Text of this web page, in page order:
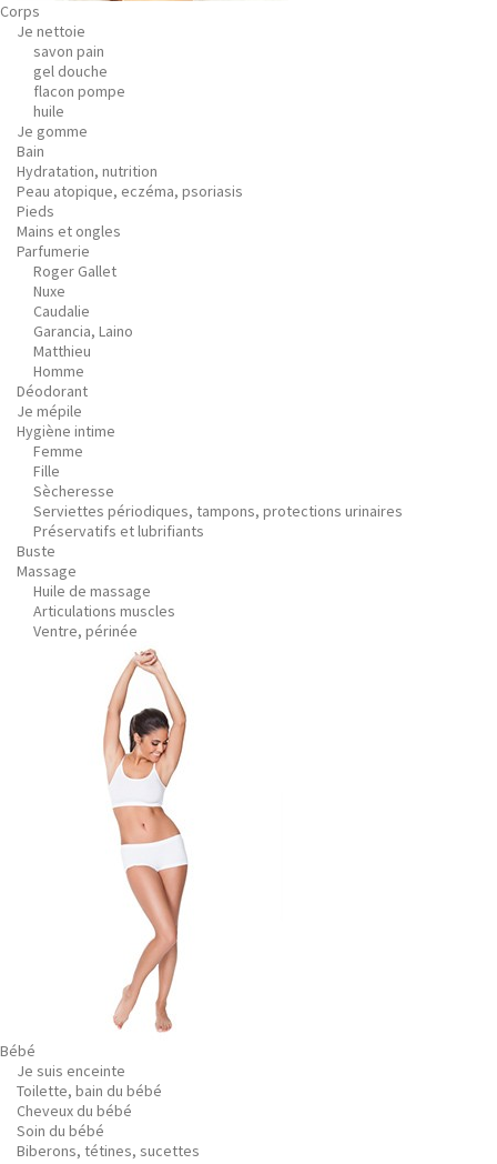
Corps
Je nettoie
savon pain
gel douche
flacon pompe
huile
Je gomme
Bain
Hydratation, nutrition
Peau atopique, eczéma, psoriasis
Pieds
Mains et ongles
Parfumerie
Roger Gallet
Nuxe
Caudalie
Garancia, Laino
Matthieu
Homme
Déodorant
Je mépile
Hygiène intime
Femme
Fille
Sècheresse
Serviettes périodiques, tampons, protections urinaires
Préservatifs et lubrifiants
Buste
Massage
Huile de massage
Articulations muscles
Ventre, périnée
Bébé
Je suis enceinte
Toilette, bain du bébé
Cheveux du bébé
Soin du bébé
Biberons, tétines, sucettes